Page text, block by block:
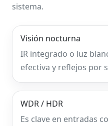
sistema.
Visión nocturna
IR integrado o luz
efectiva y reflejos por
WDR / HDR
Es clave en entradas